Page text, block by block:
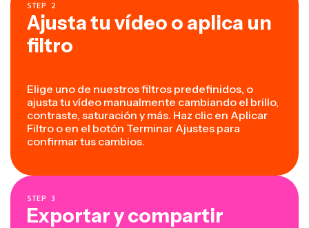
STEP 2
Ajusta tu vídeo o aplica un
filtro
Elige uno de nuestros filtros predefinidos, o
ajusta tu vídeo manualmente cambiando el brillo,
contraste, saturación y más. Haz clic en Aplicar
Filtro o en el botón Terminar Ajustes para
confirmar tus cambios.
STEP 3
Exportar y compartir